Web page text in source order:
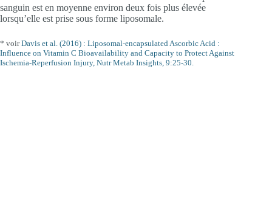
sanguin est en moyenne environ deux fois plus élevée
lorsqu’elle est prise sous forme liposomale.
* voirDavis et al. (2016) : Liposomal-encapsulated Ascorbic Acid :
Influence on Vitamin C Bioavailability and Capacity to Protect Against
Ischemia-Reperfusion Injury, Nutr Metab Insights, 9:25-30.